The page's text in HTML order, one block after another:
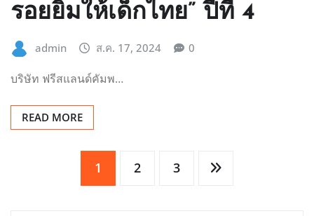
รอยยิ้มให้เด็กไทย” ปีที่ 4
admin ส.ค. 17, 2024 0
บริษัท ฟรีสแลนด์คัมพ…
READ MORE
1 2 3